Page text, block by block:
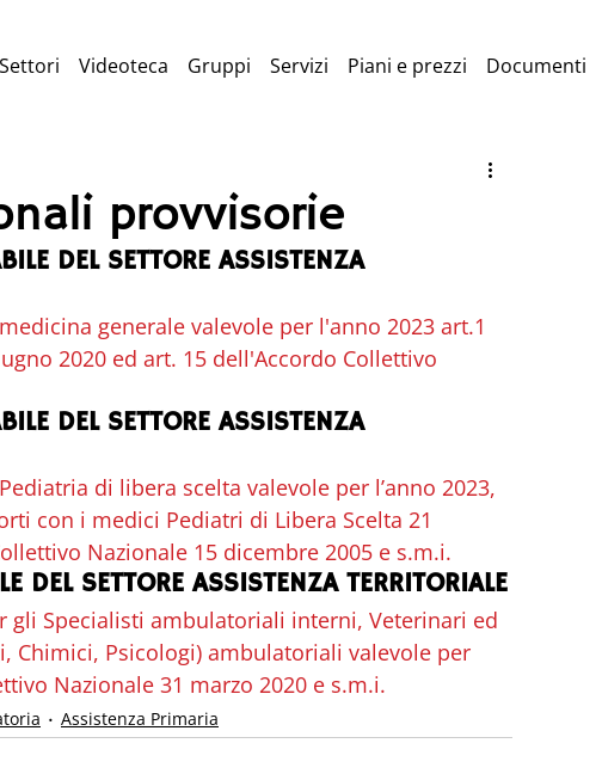
Settori Videoteca Gruppi Servizi Piani e prezzi Documenti
provvisorie
DEL SETTORE ASSISTENZA
generale valevole per l'anno 2023 art.1
2020 ed art. 15 dell'Accordo Collettivo
DEL SETTORE ASSISTENZA
di libera scelta valevole per l’anno 2023,
con i medici Pediatri di Libera Scelta 21
Nazionale 15 dicembre 2005 e s.m.i.
DEL SETTORE ASSISTENZA TERRITORIALE
gli Specialisti ambulatoriali interni, Veterinari ed
Chimici, Psicologi) ambulatoriali valevole per
Nazionale 31 marzo 2020 e s.m.i.
Assistenza Primaria